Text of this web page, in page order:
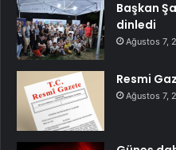
Başkan
dinledi
Ağustos 7,
Resmi
Ağustos 7,